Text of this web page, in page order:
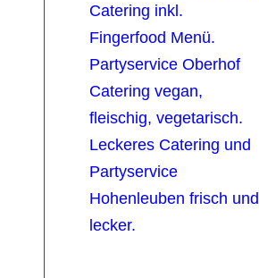
Catering inkl.
Fingerfood Menü.
Partyservice Oberhof
Catering vegan,
fleischig, vegetarisch.
Leckeres Catering und
Partyservice
Hohenleuben frisch und
lecker.